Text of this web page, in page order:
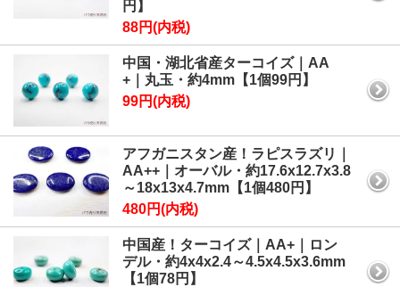
円】
88円(内税)
中国・湖北省産ターコイズ｜AA
+｜丸玉・約4mm【1個99円】
99円(内税)
アフガニスタン産！ラピスラズリ｜
AA++｜オーバル・約17.6x12.7x3.8
～18x13x4.7mm【1個480円】
480円(内税)
中国産！ターコイズ｜AA+｜ロン
デル・約4x4x2.4～4.5x4.5x3.6mm
【1個78円】